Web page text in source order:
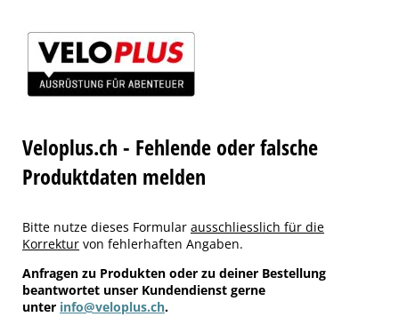
Veloplus.ch - Fehlende oder falsche
Produktdaten melden
Bitte nutze dieses Formular ausschliesslich für die
Korrektur von fehlerhaften Angaben.
Anfragen zu Produkten oder zu deiner Bestellung
beantwortet unser Kundendienst gerne
unter info@veloplus.ch.